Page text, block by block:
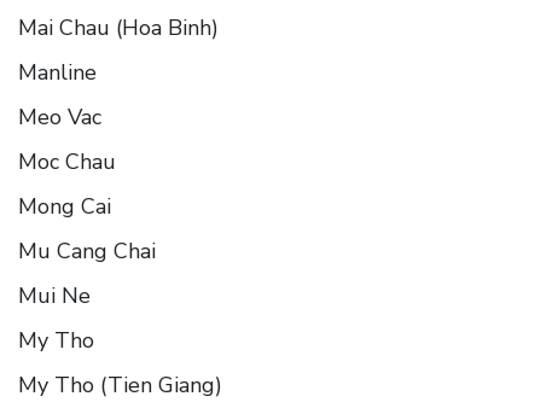
Mai Chau (Hoa Binh)
Manline
Meo Vac
Moc Chau
Mong Cai
Mu Cang Chai
Mui Ne
My Tho
My Tho (Tien Giang)